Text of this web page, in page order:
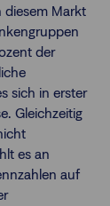
diesem Markt
der
sich in erster
Gleichzeitig
es an
auf